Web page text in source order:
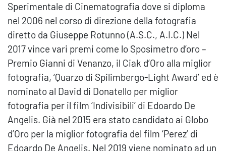
Sperimentale di Cinematografia dove si diploma
nel 2006 nel corso di direzione della fotografia
diretto da Giuseppe Rotunno (A.S.C., A.I.C.) Nel
2017 vince vari premi come lo Sposimetro d’oro –
Premio Gianni di Venanzo, il Ciak d’Oro alla miglior
fotografia, ‘Quarzo di Spilimbergo-Light Award’ ed è
nominato al David di Donatello per miglior
fotografia per il film ‘Indivisibili’ di Edoardo De
Angelis. Già nel 2015 era stato candidato ai Globo
d’Oro per la miglior fotografia del film ‘Perez’ di
Edoardo De Angelis. Nel 2019 viene nominato ad un